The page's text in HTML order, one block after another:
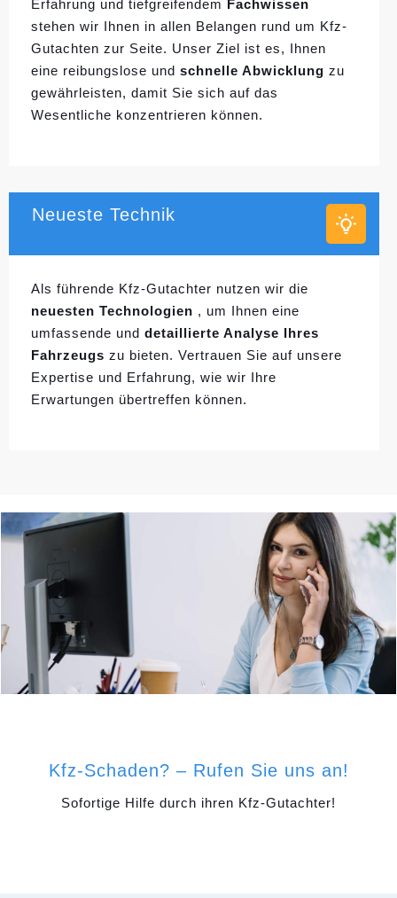
Erfahrung und tiefgreifendem Fachwissen
stehen wir Ihnen in allen Belangen rund um Kfz-
Gutachten zur Seite. Unser Ziel ist es, Ihnen
eine reibungslose und schnelle Abwicklung zu
gewährleisten, damit Sie sich auf das
Wesentliche konzentrieren können.
Neueste Technik
Als führende Kfz-Gutachter nutzen wir die
neuesten Technologien , um Ihnen eine
umfassende und detaillierte Analyse Ihres
Fahrzeugs zu bieten. Vertrauen Sie auf unsere
Expertise und Erfahrung, wie wir Ihre
Erwartungen übertreffen können.
Kfz-Schaden? – Rufen Sie uns an!
Sofortige Hilfe durch ihren Kfz-Gutachter!